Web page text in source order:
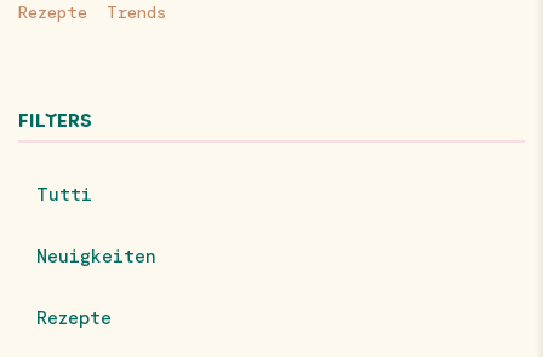
Rezepte Trends
FILTERS
Tutti
Neuigkeiten
Rezepte